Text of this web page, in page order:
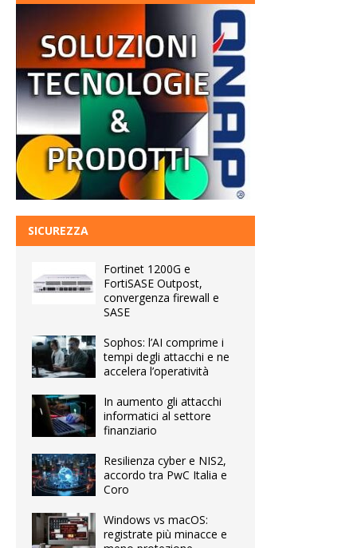
SICUREZZA
Fortinet 1200G e
FortiSASE Outpost,
convergenza firewall e
SASE
Sophos: l’AI comprime i
tempi degli attacchi e ne
accelera l’operatività
In aumento gli attacchi
informatici al settore
finanziario
Resilienza cyber e NIS2,
accordo tra PwC Italia e
Coro
Windows vs macOS:
registrate più minacce e